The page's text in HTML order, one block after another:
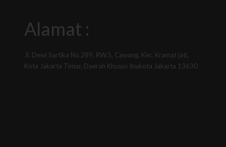
Alamat :
Jl. Dewi Sartika No.289, RW.5, Cawang, Kec. Kramat jati,
Kota Jakarta Timur, Daerah Khusus Ibukota Jakarta 13630